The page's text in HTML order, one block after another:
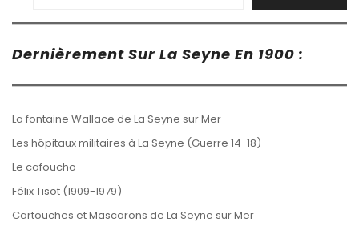
Dernièrement Sur La Seyne En 1900 :
La fontaine Wallace de La Seyne sur Mer
Les hôpitaux militaires à La Seyne (Guerre 14-18)
Le cafoucho
Félix Tisot (1909-1979)
Cartouches et Mascarons de La Seyne sur Mer